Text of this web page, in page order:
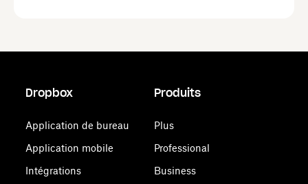
Dropbox
Application de bureau
Application mobile
Intégrations
Produits
Plus
Professional
Business